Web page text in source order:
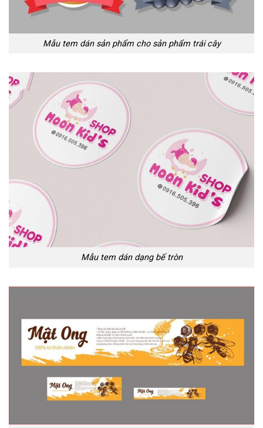
Mẫu tem dán sản phẩm cho sản phẩm trái cây
Mẫu tem dán dạng bế tròn